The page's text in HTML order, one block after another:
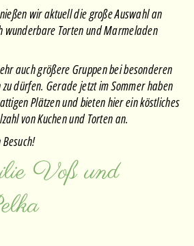
wir aktuell die große Auswahl an
wunderbare Torten und Marmeladen
auch größere Gruppen bei besonderen
dürfen. Gerade jetzt im Sommer haben
Plätzen und bieten hier ein köstliches
von Kuchen und Torten an.
Voß und